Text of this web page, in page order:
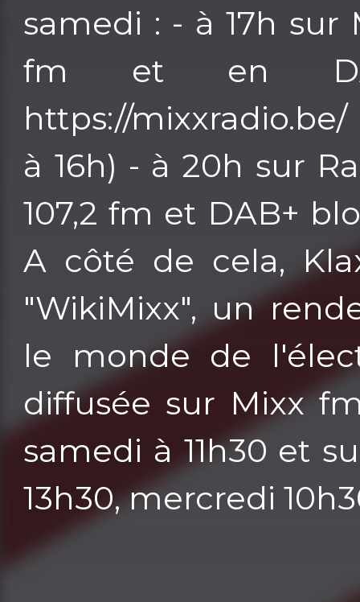
samedi : - à 17h sur
fm et en
https://
à 16h) - à 20h sur
107,2 fm et DAB+
A côté de cela,
"WikiMixx", un
le monde de
diffusée sur Mixx
samedi à 11h30 et
13h30, mercredi